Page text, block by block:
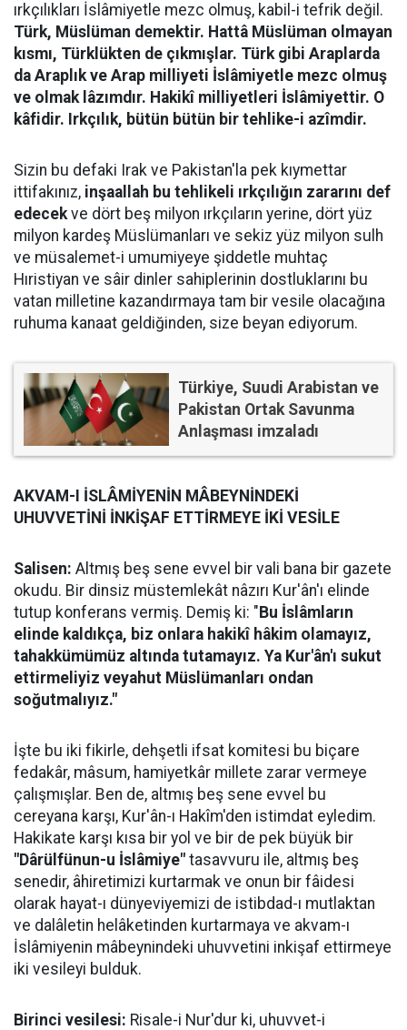
ırkçılıkları İslâmiyetle mezc olmuş, kabil-i tefrik değil.
Türk, Müslüman demektir. Hattâ Müslüman olmayan
kısmı, Türklükten de çıkmışlar. Türk gibi Araplarda
da Araplık ve Arap milliyeti İslâmiyetle mezc olmuş
ve olmak lâzımdır. Hakikî milliyetleri İslâmiyettir. O
kâfidir. Irkçılık, bütün bütün bir tehlike-i azîmdir.
Sizin bu defaki Irak ve Pakistan'la pek kıymettar
ittifakınız, inşaallah bu tehlikeli ırkçılığın zararını def
edecekve dört beş milyon ırkçıların yerine, dört yüz
milyon kardeş Müslümanları ve sekiz yüz milyon sulh
ve müsalemet-i umumiyeye şiddetle muhtaç
Hıristiyan ve sâir dinler sahiplerinin dostluklarını bu
vatan milletine kazandırmaya tam bir vesile olacağına
ruhuma kanaat geldiğinden, size beyan ediyorum.
Türkiye, Suudi Arabistan ve
Pakistan Ortak Savunma
Anlaşması imzaladı
AKVAM-I İSLÂMİYENİN MÂBEYNİNDEKİ
UHUVVETİNİ İNKİŞAF ETTİRMEYE İKİ VESİLE
Salisen: Altmış beş sene evvel bir vali bana bir gazete
okudu. Bir dinsiz müstemlekât nâzırı Kur'ân'ı elinde
tutup konferans vermiş. Demiş ki: " Bu İslâmların
elinde kaldıkça, biz onlara hakikî hâkim olamayız,
tahakkümümüz altında tutamayız. Ya Kur'ân'ı sukut
ettirmeliyiz veyahut Müslümanları ondan
soğutmalıyız."
İşte bu iki fikirle, dehşetli ifsat komitesi bu biçare
fedakâr, mâsum, hamiyetkâr millete zarar vermeye
çalışmışlar. Ben de, altmış beş sene evvel bu
cereyana karşı, Kur'ân-ı Hakîm'den istimdat eyledim.
Hakikate karşı kısa bir yol ve bir de pek büyük bir
"Dârülfünun-u İslâmiye" tasavvuru ile, altmış beş
senedir, âhiretimizi kurtarmak ve onun bir fâidesi
olarak hayat-ı dünyeviyemizi de istibdad-ı mutlaktan
ve dalâletin helâketinden kurtarmaya ve akvam-ı
İslâmiyenin mâbeynindeki uhuvvetini inkişaf ettirmeye
iki vesileyi bulduk.
Birinci vesilesi: Risale-i Nur'dur ki, uhuvvet-i